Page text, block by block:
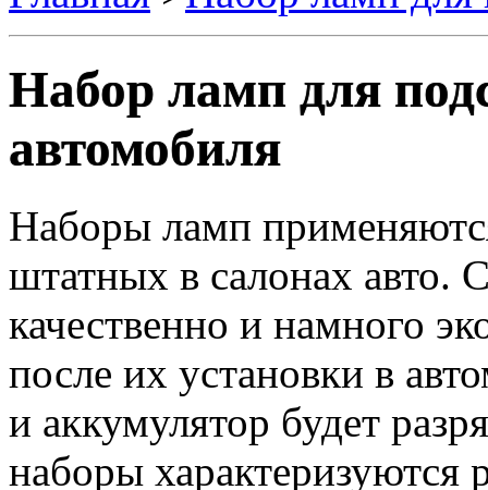
Набор ламп для
автомобиля
Наборы ламп
штатных в салонах авто.
качественно и намного
после их установки в
и аккумулятор будет
наборы